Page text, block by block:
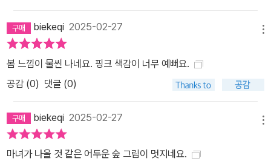
biekeqi 2025-02-27
봄 느낌이 물씬 나네요. 핑크 색감이 너무 예뻐요.
공감 (0) 댓글 (0)
biekeqi 2025-02-27
마녀가 나올 것 같은 어두운 숲 그림이 멋지네요.